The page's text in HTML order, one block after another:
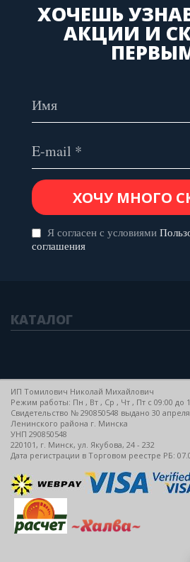
ХОЧЕШЬ
АКЦИИ И
Я согласен с условиями
соглашения
КАТАЛОГ
ИП Томилович Николай Михайлович
Режим работы: Пн , Вт , Ср , Чт , Пт c 09:00 до
Свидетельство № 290850548 выдано 30
Ленинского района г. Минска
УНП 290850548
220101, г. Минск, ул. Якубова, 24 - 232
Дата регистрации в Торговом реестре РБ: